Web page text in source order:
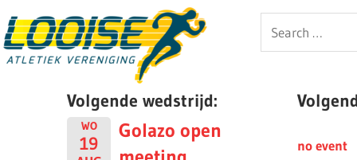
to
content
Looise
Search
for:
Volgende wedstrijd:
WO
19
Golazo open
no event